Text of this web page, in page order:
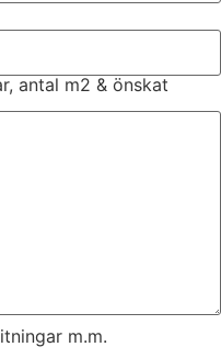
antal m2 & önskat
m.m.